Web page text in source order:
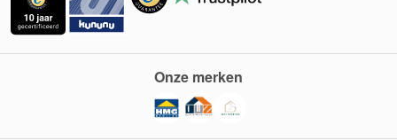
Onze merken